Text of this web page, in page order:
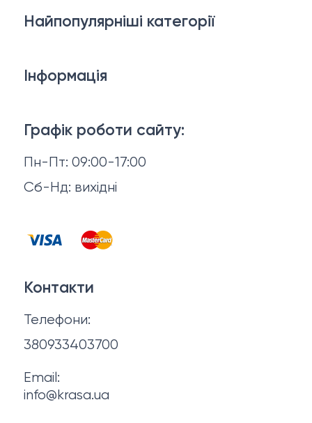
Графік роботи сайту:
Пн-Пт: 09:00-17:00
Сб-Нд: вихідні
Найпопулярніші категорії
Макіяж
Волосся
Чоловіча косметика
Косметика для манікюру та педикюру
Інформація
Відгуки
Договір оферти
Політика конфіденційності
Про нас
Контакти
Телефони:
380933403700
Email:
info@krasa.ua